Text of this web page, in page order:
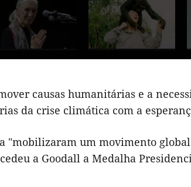
causas humanitárias e a
da crise climática com a
"mobilizaram um movimento
a Goodall a Medalha